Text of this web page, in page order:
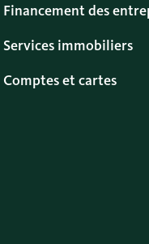
Financement des
Services immobiliers
Comptes et cartes